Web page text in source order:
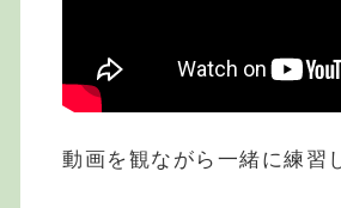
動画を観ながら一緒に練習